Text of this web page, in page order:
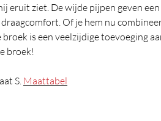
eruit ziet. De wijde pijpen geven
Of je hem nu
is een veelzijdige toevoeging
broek!
S.Maattabel